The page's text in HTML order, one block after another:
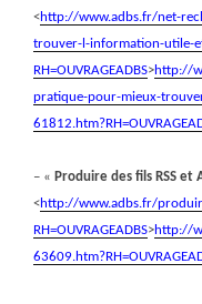
<http://www.adbs.fr/net-
trouver-l-information-utile-
RH=OUVRAGEADBS>http://
pratique-pour-mieux-
– « Produire des fils RSS et
<http://www.adbs.fr/
RH=OUVRAGEADBS>http://